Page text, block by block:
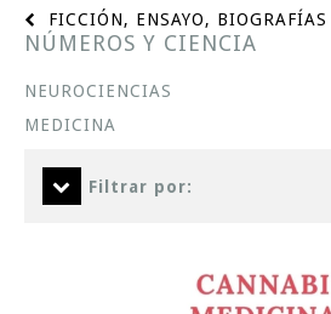
FICCIÓN, ENSAYO, BIOGRAFÍAS
NÚMEROS Y CIENCIA
NEUROCIENCIAS
MEDICINA
Filtrar por: